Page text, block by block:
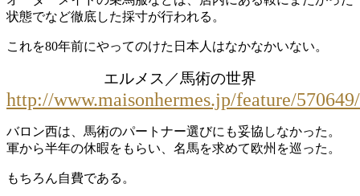
状態でなど徹底した採寸が行われる。
これを80年前にやってのけた日本人はなかなかいない。
エルメス／馬術の世界
http://www.maisonhermes.jp/feature/570649/
バロン西は、馬術のパートナー選びにも妥協しなかった。
軍から半年の休暇をもらい、名馬を求めて欧州を巡った。
もちろん自費である。